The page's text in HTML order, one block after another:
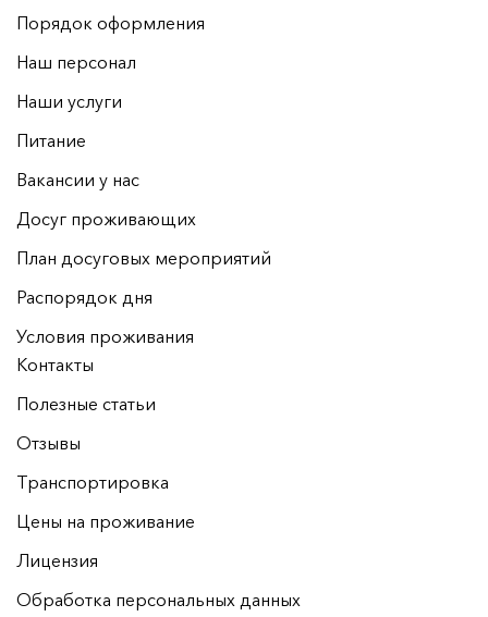
Порядок оформления
Наш персонал
Наши услуги
Питание
Вакансии у нас
Досуг проживающих
План досуговых мероприятий
Распорядок дня
Условия проживания
Контакты
Полезные статьи
Отзывы
Транспортировка
Цены на проживание
Лицензия
Обработка персональных данных